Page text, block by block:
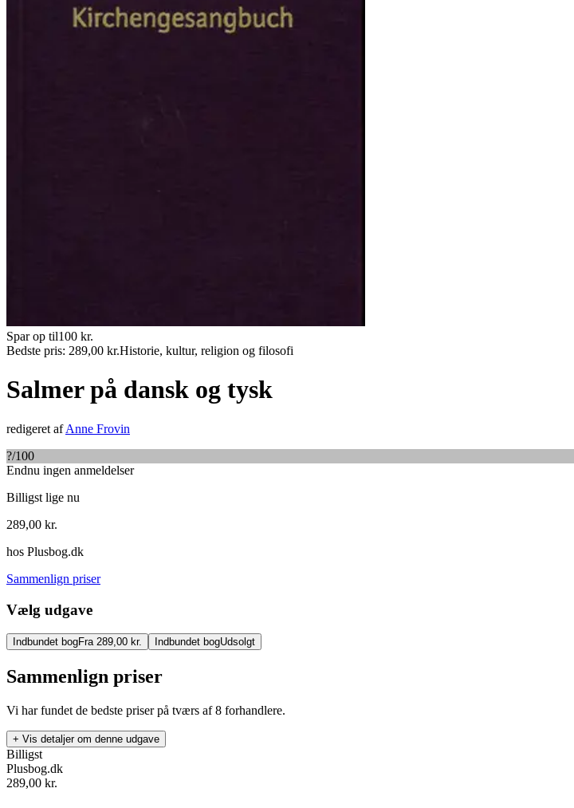
Spar op til100 kr.
Bedste pris: 289,00 kr.Historie, kultur, religion og filosofi
Salmer på dansk og tysk
redigeret afAnne Frovin
?/100
Endnu ingen anmeldelser
Billigst lige nu
289,00 kr.
hos Plusbog.dk
Sammenlign priser
Vælg udgave
Indbundet bogFra 289,00 kr. Indbundet bogUdsolgt
Sammenlign priser
Vi har fundet de bedste priser på tværs af 8 forhandlere.
+ Vis detaljer om denne udgave
Billigst
Plusbog.dk
289,00 kr.